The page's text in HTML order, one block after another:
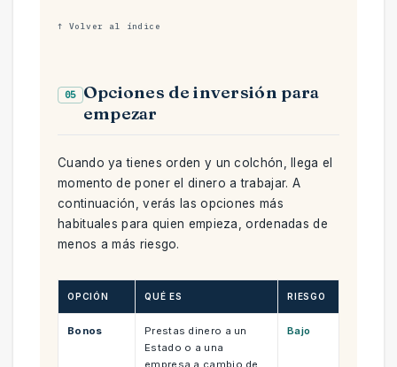
↑ Volver al índice
05 Opciones de inversión para
empezar
Cuando ya tienes orden y un colchón, llega el
momento de poner el dinero a trabajar. A
continuación, verás las opciones más
habituales para quien empieza, ordenadas de
menos a más riesgo.
OPCIÓN QUÉ ES RIESGO
Bonos
Prestas dinero a un
Estado o a una
Bajo